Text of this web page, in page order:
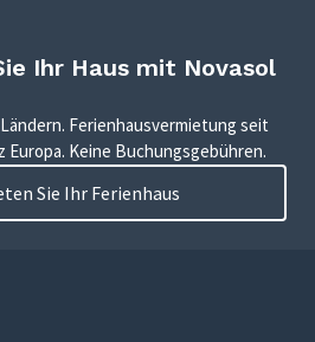
Ihr Haus mit Novasol
Ferienhausvermietung seit
Europa. Keine Buchungsgebühren.
Sie Ihr Ferienhaus